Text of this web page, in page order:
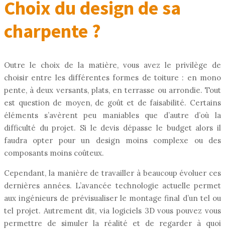
Choix du design de sa
charpente ?
Outre le choix de la matière, vous avez le privilège de
choisir entre les différentes formes de toiture : en mono
pente, à deux versants, plats, en terrasse ou arrondie. Tout
est question de moyen, de goût et de faisabilité. Certains
éléments s’avèrent peu maniables que d’autre d’où la
difficulté du projet. Si le devis dépasse le budget alors il
faudra opter pour un design moins complexe ou des
composants moins coûteux.
Cependant, la manière de travailler à beaucoup évoluer ces
dernières années. L’avancée technologie actuelle permet
aux ingénieurs de prévisualiser le montage final d’un tel ou
tel projet. Autrement dit, via logiciels 3D vous pouvez vous
permettre de simuler la réalité et de regarder à quoi